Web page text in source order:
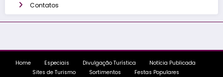
Contatos
Home Especiais Divulgação Turística
Notícia Publicada
Sites de Turismo
Sortimentos Festas Populares